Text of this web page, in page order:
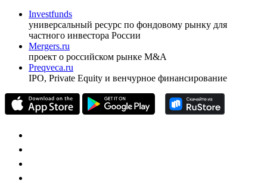
Investfunds
универсальный ресурс по фондовому рынку для
частного инвестора России
Mergers.ru
проект о российском рынке M&A
Preqveca.ru
IPO, Private Equity и венчурное финансирование